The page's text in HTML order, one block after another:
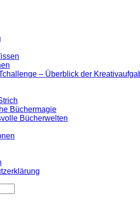
– Überblick der
Büchermagie
Bücherwelten